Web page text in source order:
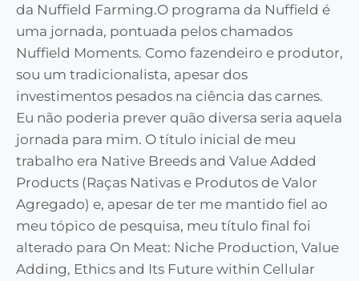
da Nuffield Farming.O programa da Nuffield é
uma jornada, pontuada pelos chamados
Nuffield Moments. Como fazendeiro e produtor,
sou um tradicionalista, apesar dos
investimentos pesados na ciência das carnes.
Eu não poderia prever quão diversa seria aquela
jornada para mim. O título inicial de meu
trabalho era Native Breeds and Value Added
Products (Raças Nativas e Produtos de Valor
Agregado) e, apesar de ter me mantido fiel ao
meu tópico de pesquisa, meu título final foi
alterado para On Meat: Niche Production, Value
Adding, Ethics and Its Future within Cellular